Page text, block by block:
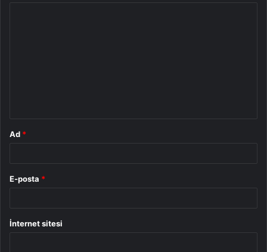
Ad *
E-posta *
İnternet sitesi